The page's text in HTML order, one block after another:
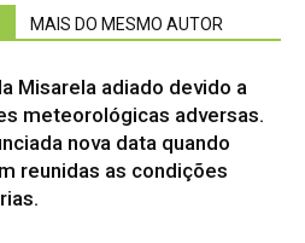
MAIS DO MESMO AUTOR
Misarela adiado devido a
meteorológicas adversas.
nova data quando
reunidas as condições